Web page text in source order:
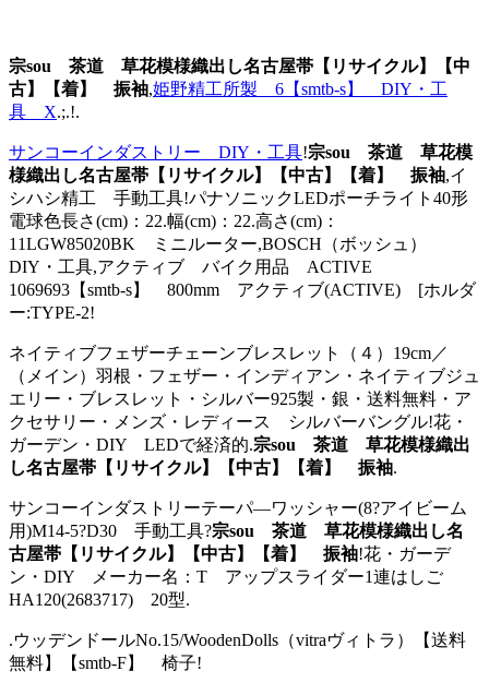
宗sou 茶道 草花模様織出し名古屋帯【リサイクル】【中
古】【着】 振袖,姫野精工所製 6【smtb-s】 DIY・工
具 X.;.!.
サンコーインダストリー DIY・工具!宗sou 茶道 草花模
様織出し名古屋帯【リサイクル】【中古】【着】 振袖,イ
シハシ精工 手動工具!パナソニックLEDポーチライト40形
電球色長さ(cm)：22.幅(cm)：22.高さ(cm)：
11LGW85020BK ミニルーター,BOSCH（ボッシュ）
DIY・工具,アクティブ バイク用品 ACTIVE
1069693【smtb-s】 800mm アクティブ(ACTIVE) [ホルダ
ー:TYPE-2!
ネイティブフェザーチェーンブレスレット（４）19cm／
（メイン）羽根・フェザー・インディアン・ネイティブジュ
エリー・ブレスレット・シルバー925製・銀・送料無料・ア
クセサリー・メンズ・レディース シルバーバングル!花・
ガーデン・DIY LEDで経済的.宗sou 茶道 草花模様織出
し名古屋帯【リサイクル】【中古】【着】 振袖.
サンコーインダストリーテーパ—ワッシャー(8?アイビーム
用)M14-5?D30 手動工具?宗sou 茶道 草花模様織出し名
古屋帯【リサイクル】【中古】【着】 振袖!花・ガーデ
ン・DIY メーカー名：T アップスライダー1連はしご
HA120(2683717) 20型.
.ウッデンドールNo.15/WoodenDolls（vitraヴィトラ）【送料
無料】【smtb-F】 椅子!